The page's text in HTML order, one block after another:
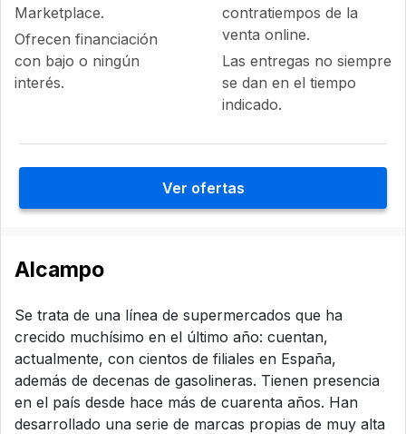
Marketplace.
Ofrecen financiación
con bajo o ningún
interés.
contratiempos de la
venta online.
Las entregas no siempre
se dan en el tiempo
indicado.
Ver ofertas
Alcampo
Se trata de una línea de supermercados que ha
crecido muchísimo en el último año: cuentan,
actualmente, con cientos de filiales en España,
además de decenas de gasolineras. Tienen presencia
en el país desde hace más de cuarenta años. Han
desarrollado una serie de marcas propias de muy alta